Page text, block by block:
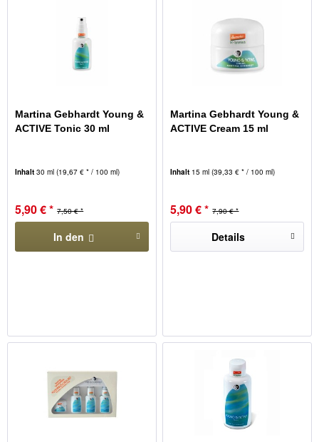
Martina Gebhardt Young &
ACTIVE Tonic 30 ml
Inhalt30 ml(19,67 € * / 100 ml)
7,50 € *
5,90 € *
In den
Martina Gebhardt Young &
ACTIVE Cream 15 ml
Inhalt 15 ml(39,33 € * / 100 ml)
7,90 € *
5,90 € *
Details